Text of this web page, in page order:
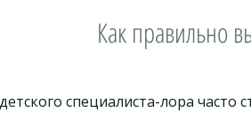
Как правильно
специалиста-лора